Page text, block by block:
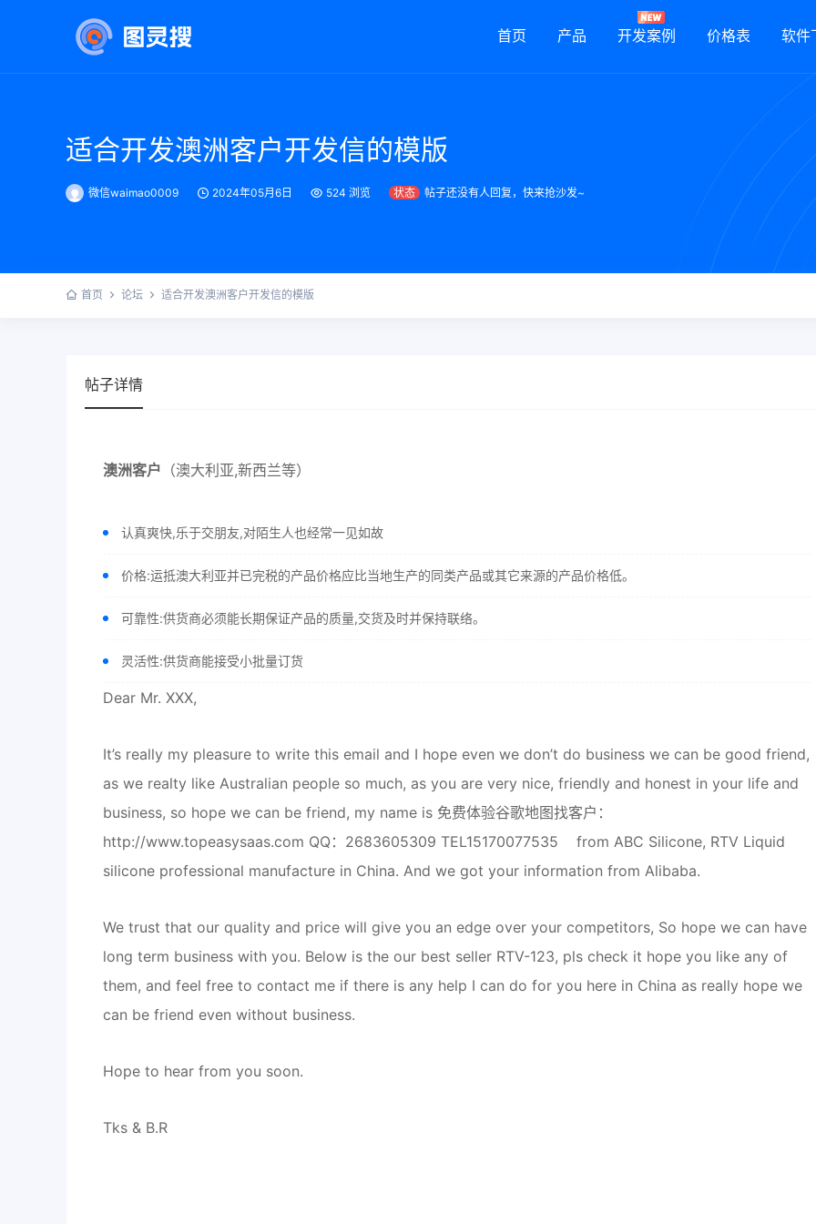
首页 产品 开发案例 价格表 软件
适合开发澳洲客户开发信的模版
微信waimao0009 2024年05月6日 524 浏览 状态 帖子还没有人回复，快来抢沙发~
首页 论坛 适合开发澳洲客户开发信的模版
帖子详情
澳洲客户 （澳大利亚,新西兰等）
认真爽快,乐于交朋友,对陌生人也经常一见如故
价格:运抵澳大利亚并已完税的产品价格应比当地生产的同类产品或其它来源的产品价格低。
可靠性:供货商必须能长期保证产品的质量,交货及时并保持联络。
灵活性:供货商能接受小批量订货
Dear Mr. XXX,
It’s really my pleasure to write this email and I hope even we don’t do business we can be good friend,
as we realty like Australian people so much, as you are very nice, friendly and honest in your life and
business, so hope we can be friend, my name is 免费体验谷歌地图找客户：
http://www.topeasysaas.com QQ：2683605309 TEL15170077535 from ABC Silicone, RTV Liquid
silicone professional manufacture in China. And we got your information from Alibaba.
We trust that our quality and price will give you an edge over your competitors, So hope we can have
long term business with you. Below is the our best seller RTV-123, pls check it hope you like any of
them, and feel free to contact me if there is any help I can do for you here in China as really hope we
can be friend even without business.
Hope to hear from you soon.
Tks & B.R